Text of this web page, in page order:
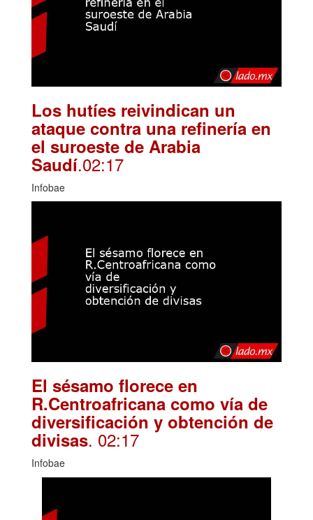
Los hutíes reivindican un
ataque contra una refinería en
el suroeste de Arabia
Saudí.02:17
Infobae
El sésamo florece en
R.Centroafricana como vía de
diversificación y obtención de
divisas. 02:17
Infobae